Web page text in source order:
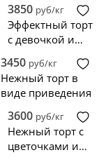
год
3850 руб/кг
Эффектный торт
с девочкой и
3450 руб/кг
Нежный торт в
виде приведения
3600 руб/кг
Нежный торт с
цветочками и